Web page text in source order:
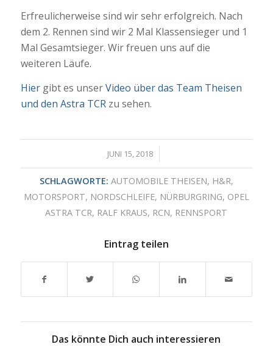
Erfreulicherweise sind wir sehr erfolgreich. Nach
dem 2. Rennen sind wir 2 Mal Klassensieger und 1
Mal Gesamtsieger. Wir freuen uns auf die
weiteren Läufe.
Hiergibt es unserVideo über das Team Theisen
und den Astra TCRzu sehen.
JUNI 15, 2018
/
SCHLAGWORTE: AUTOMOBILE THEISEN, H&R,
MOTORSPORT, NORDSCHLEIFE, NÜRBURGRING, OPEL
ASTRA TCR, RALF KRAUS, RCN, RENNSPORT
Eintrag teilen
Das könnte Dich auch interessieren